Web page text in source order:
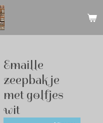
Emaille
zeepbakje
met golfjes
wit